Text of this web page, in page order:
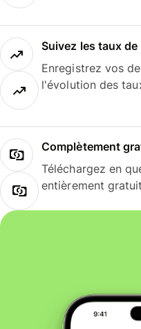
Suivez les taux
Enregistrez vos
l'évolution des
Complètement
Téléchargez en
entièrement